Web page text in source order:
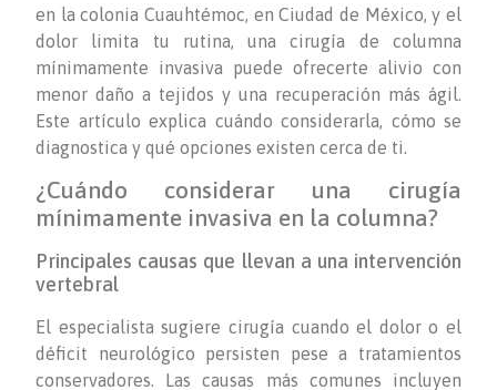
en la colonia Cuauhtémoc, en Ciudad de México, y el
dolor limita tu rutina, una cirugía de columna
mínimamente invasiva puede ofrecerte alivio con
menor daño a tejidos y una recuperación más ágil.
Este artículo explica cuándo considerarla, cómo se
diagnostica y qué opciones existen cerca de ti.
¿Cuándo considerar una cirugía
mínimamente invasiva en la columna?
Principales causas que llevan a una intervención
vertebral
El especialista sugiere cirugía cuando el dolor o el
déficit neurológico persisten pese a tratamientos
conservadores. Las causas más comunes incluyen